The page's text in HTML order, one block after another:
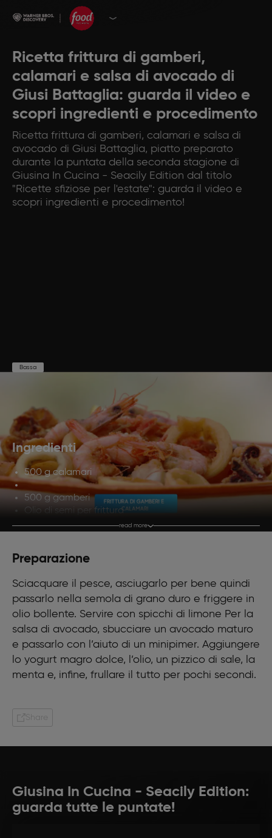
Ricetta frittura di gamberi,
calamari e salsa di avocado di
Giusi Battaglia: guarda il video e
scopri ingredienti e procedimento
Ricetta frittura di gamberi, calamari e salsa di
avocado di Giusi Battaglia, piatto preparato
durante la puntata della seconda stagione di
Giusina In Cucina - Seacily Edition dal titolo
"Ricette sfiziose per l'estate": guarda il video e
scopri ingredienti e procedimento!
Bassa
15' 5'
Ingredienti
500 g calamari
500 g gamberi
Olio di semi per frittura
Farina di grano duro Q.B.
1 avocado
1 lime
20 ml olio d’oliva
Menta
read more
Preparazione
Sciacquare il pesce, asciugarlo per bene quindi
passarlo nella semola di grano duro e friggere in
olio bollente. Servire con spicchi di limone Per la
salsa di avocado, sbucciare un avocado maturo
e passarlo con l’aiuto di un minipimer. Aggiungere
lo yogurt magro dolce, l’olio, un pizzico di sale, la
menta e, infine, frullare il tutto per pochi secondi.
Share
Giusina In Cucina - Seacily Edition:
guarda tutte le puntate!